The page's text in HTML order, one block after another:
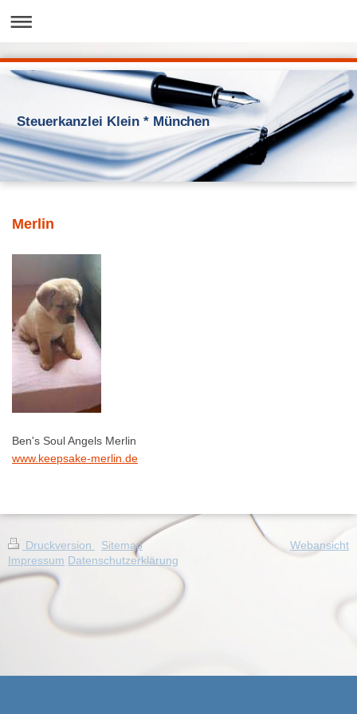
Steuerkanzlei Klein * München
Merlin
Ben's Soul Angels Merlin
www.keepsake-merlin.de
Druckversion
Sitemap
Impressum Datenschutzerklärung
Webansicht